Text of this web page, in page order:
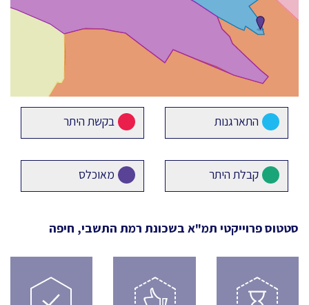
התארגנות בקשת היתר
קבלת היתר מאוכלס
סטטוס פרוייקטי תמ"א בשכונת רמת התשבי, חיפה